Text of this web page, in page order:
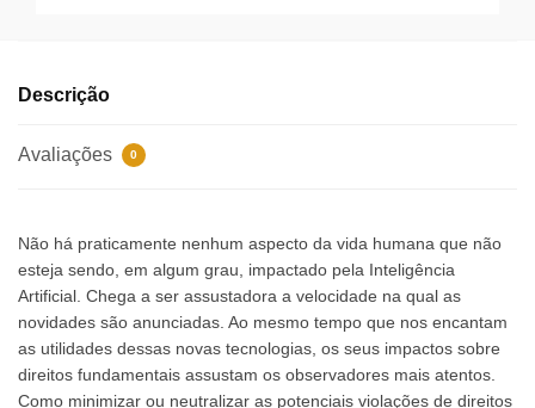
Descrição
Avaliações 0
Não há praticamente nenhum aspecto da vida humana que não
esteja sendo, em algum grau, impactado pela Inteligência
Artificial. Chega a ser assustadora a velocidade na qual as
novidades são anunciadas. Ao mesmo tempo que nos encantam
as utilidades dessas novas tecnologias, os seus impactos sobre
direitos fundamentais assustam os observadores mais atentos.
Como minimizar ou neutralizar as potenciais violações de direitos